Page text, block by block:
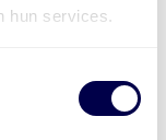
hun services.